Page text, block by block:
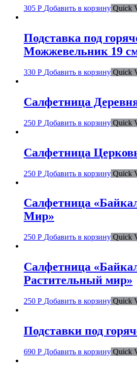
305 Р Добавить в корзину Quick
Подставка под
Можжевельник 19
330 Р Добавить в корзину Quick
Салфетница
250 Р Добавить в корзину Quick
Салфетница
250 Р Добавить в корзину Quick
Салфетница
Мир»
250 Р Добавить в корзину Quick
Салфетница
Растительный мир»
250 Р Добавить в корзину Quick
Подставки под
690 Р Добавить в корзину Quick